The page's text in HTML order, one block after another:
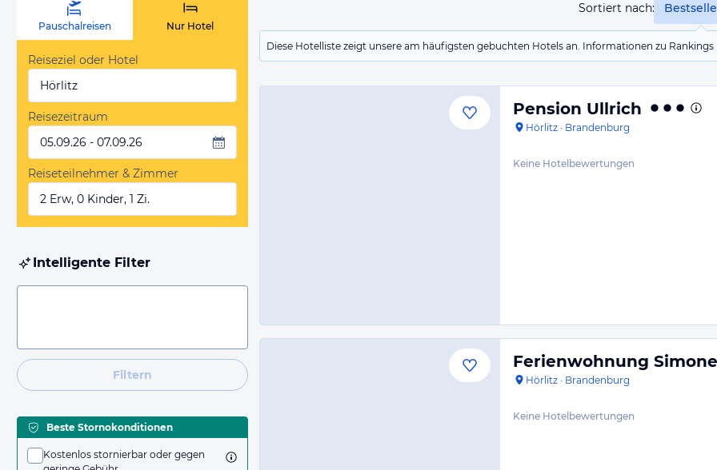
Sortiert nach:
Diese Hotelliste zeigt unsere am häufigsten gebuchten Hotels an. Informationen zu
Pauschalreisen Nur Hotel
Reiseziel oder Hotel
Hörlitz
Reisezeitraum
05.09.26 - 07.09.26
Reiseteilnehmer & Zimmer
2 Erw, 0 Kinder, 1 Zi.
Intelligente Filter
Filtern
Beste Stornokonditionen
Kostenlos stornierbar oder gegen
Pension Ullrich
Hörlitz · Brandenburg
Keine Hotelbewertungen
Ferienwohnung Simone
Hörlitz · Brandenburg
Keine Hotelbewertungen